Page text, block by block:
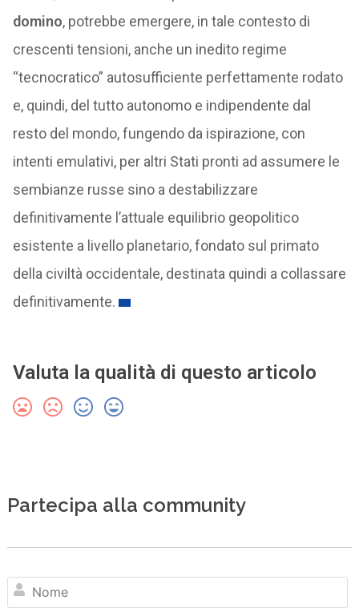
domino, potrebbe emergere, in tale contesto di
crescenti tensioni, anche un inedito regime
“tecnocratico” autosufficiente perfettamente rodato
e, quindi, del tutto autonomo e indipendente dal
resto del mondo, fungendo da ispirazione, con
intenti emulativi, per altri Stati pronti ad assumere le
sembianze russe sino a destabilizzare
definitivamente l’attuale equilibrio geopolitico
esistente a livello planetario, fondato sul primato
della civiltà occidentale, destinata quindi a collassare
definitivamente.
Valuta la qualità di questo articolo
Partecipa alla community